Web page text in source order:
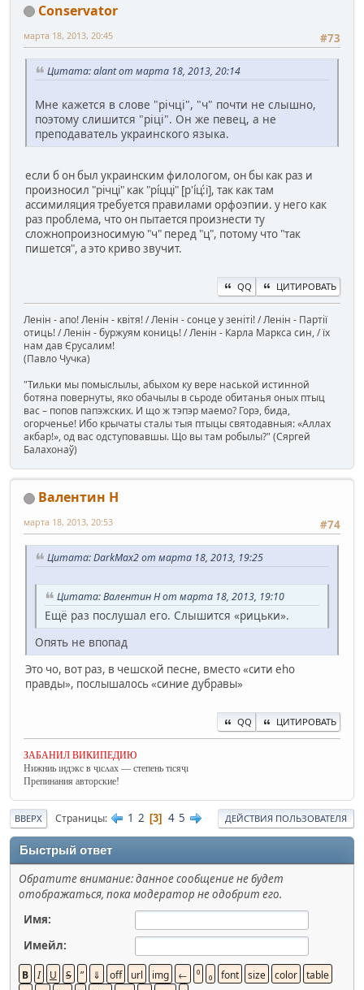
Conservator
#73
марта 18, 2013, 20:45
Цитата: alant от марта 18, 2013, 20:14
Мне кажется в слове "річці", "ч" почти не слышно,
поэтому слишится "ріці". Он же певец, а не
преподаватель украинского языка.
если б он был украинским филологом, он бы как раз и
произносил "річці" как "рі́цці" [р'і́ц:́і], так как там
ассимиляция требуется правилами орфоэпии. у него как
раз проблема, что он пытается произнести ту
сложнопроизносимую "ч" перед "ц", потому что "так
пишется", а это криво звучит.
QQ ЦИТИРОВАТЬ
Ленін - апо! Ленін - квітя! / Ленін - сонце у зеніті! / Ленін - Партії
отиць! / Ленін - буржуям кониць! / Ленін - Карла Маркса син, / їх
нам дав Єрусалим!
(Павло Чучка)
"Тильки мы помыслылы, абыхом ку вере наськой истинной
ботяна повернуты, яко обачылы в сьроде обитанья оных птыц
вас – попов папэжских. И що ж тэпэр маемо? Горэ, бида,
огорченье! Ибо крычаты сталы тыя птыцы святодавныя: «Аллах
акбар!», од вас одступовавшы. Що вы там робылы?" (Сяргей
Балахонаў)
Валентин Н
#74
марта 18, 2013, 20:53
Цитата: DarkMax2 от марта 18, 2013, 19:25
Цитата: Валентин Н от марта 18, 2013, 19:10
Ещё раз послушал его. Слышится «рицьки».
Опять не впопад
Это чо, вот раз, в чешской песне, вместо «сити еhо
правды», послышалось «синие дубравы»
QQ ЦИТИРОВАТЬ
ЗАБАНИЛ ВИКИПЕДИЮ
Нижниь ıндэкс в ҷıсʌах — степень тıсяҷı
Препинания авторские!
ВВЕРХ Страницы 1 2 3 4 5 ДЕЙСТВИЯ ПОЛЬЗОВАТЕЛЯ
Быстрый ответ
Обратите внимание: данное сообщение не будет
отображаться, пока модератор не одобрит его.
Имя:
Имейл: